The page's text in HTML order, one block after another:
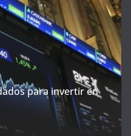
para invertir en